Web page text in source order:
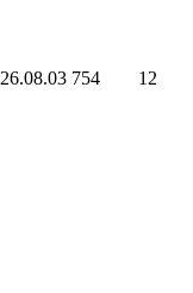
26.08.03 754 12